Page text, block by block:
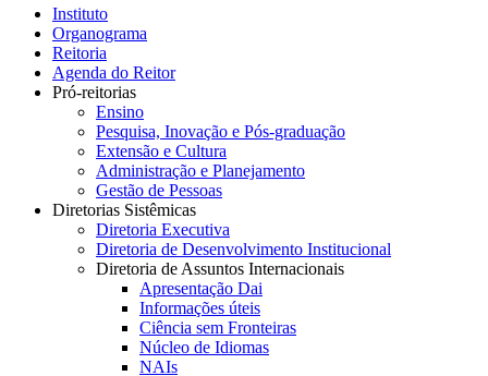
Instituto
Organograma
Reitoria
Agenda do Reitor
Pró-reitorias
Ensino
Pesquisa, Inovação e Pós-graduação
Extensão e Cultura
Administração e Planejamento
Gestão de Pessoas
Diretorias Sistêmicas
Diretoria Executiva
Diretoria de Desenvolvimento Institucional
Diretoria de Assuntos Internacionais
Apresentação Dai
Informações úteis
Ciência sem Fronteiras
Núcleo de Idiomas
NAIs